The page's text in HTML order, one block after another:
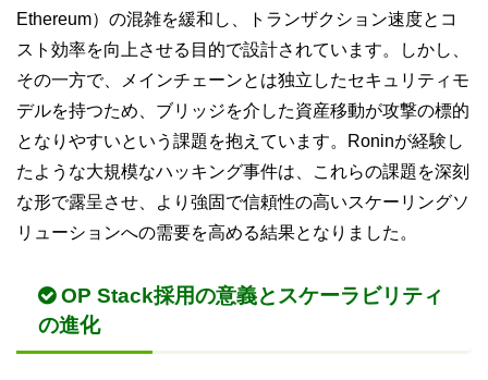
Ethereum）の混雑を緩和し、トランザクション速度とコ
スト効率を向上させる目的で設計されています。しかし、
その一方で、メインチェーンとは独立したセキュリティモ
デルを持つため、ブリッジを介した資産移動が攻撃の標的
となりやすいという課題を抱えています。Roninが経験し
たような大規模なハッキング事件は、これらの課題を深刻
な形で露呈させ、より強固で信頼性の高いスケーリングソ
リューションへの需要を高める結果となりました。
OP Stack採用の意義とスケーラビリティ
の進化